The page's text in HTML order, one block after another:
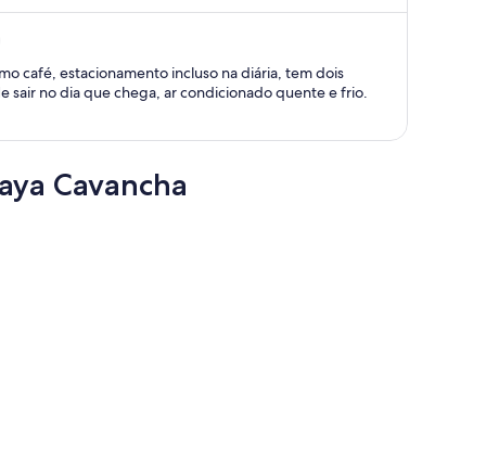
é
por
pessoa
incluso na diária, tem dois
para quem não gosta de sair no dia que chega, ar condicionado quente e frio.
Cavancha